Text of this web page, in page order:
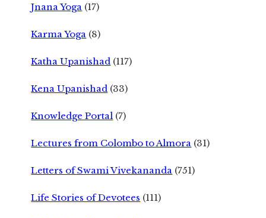
Jnana Yoga (17)
Karma Yoga (8)
Katha Upanishad (117)
Kena Upanishad (33)
Knowledge Portal (7)
Lectures from Colombo to Almora (31)
Letters of Swami Vivekananda (751)
Life Stories of Devotees (111)